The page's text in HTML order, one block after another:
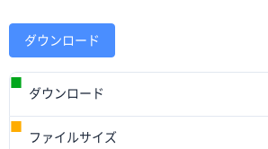
ダウンロード
ダウンロード
ファイルサイズ